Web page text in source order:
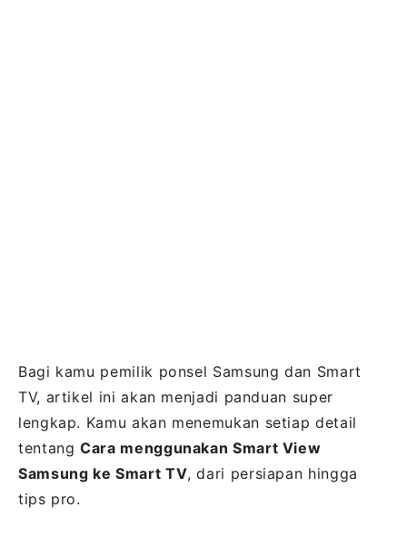
Bagi kamu pemilik ponsel Samsung dan Smart
TV, artikel ini akan menjadi panduan super
lengkap. Kamu akan menemukan setiap detail
tentangCara menggunakan Smart View
Samsung ke Smart TV, dari persiapan hingga
tips pro.